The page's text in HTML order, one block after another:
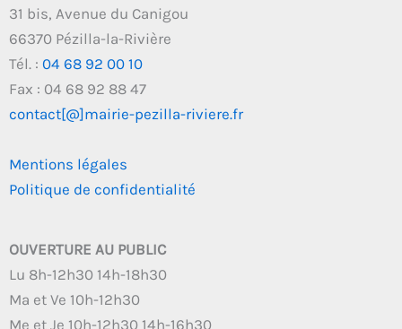
31 bis, Avenue du Canigou
66370 Pézilla-la-Rivière
Tél. : 04 68 92 00 10
Fax : 04 68 92 88 47
contact[@]mairie-pezilla-riviere.fr
Mentions légales
Politique de confidentialité
OUVERTURE AU PUBLIC
Lu 8h-12h30 14h-18h30
Ma et Ve 10h-12h30
Me et Je 10h-12h30 14h-16h30